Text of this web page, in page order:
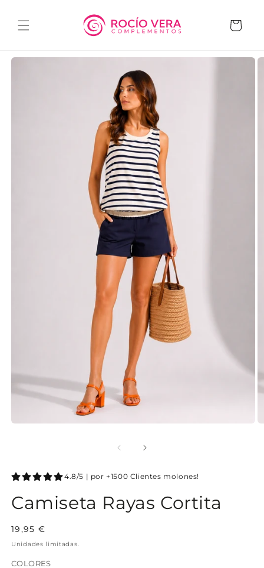
al contenido
Carrito
directamente
4.8/5 | por +1500 Clientes molones!
Camiseta Rayas Cortita
Precio
habitual
19,95 €
Unidades limitadas.
COLORES